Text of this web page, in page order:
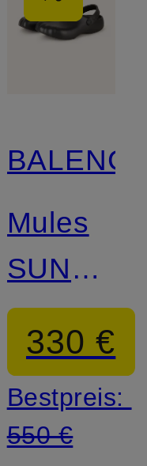
Mules
SUNDAY
MOLDED
330 €
Bestpreis:
550 €